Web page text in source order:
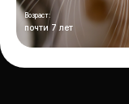
Возраст:
почти 7 лет